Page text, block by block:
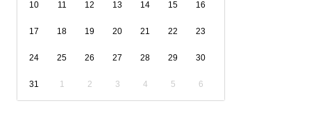
10 11 12 13 14 15 16
17 18 19 20 21 22 23
24 25 26 27 28 29 30
31 1 2 3 4 5 6